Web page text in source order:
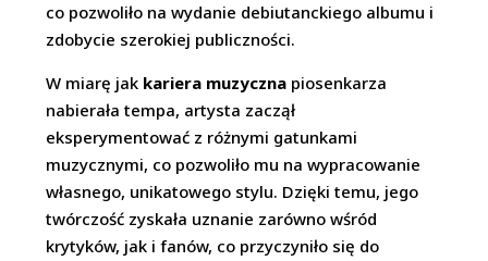
co pozwoliło na wydanie debiutanckiego albumu i
zdobycie szerokiej publiczności.
W miarę jak kariera muzyczna piosenkarza
nabierała tempa, artysta zaczął
eksperymentować z różnymi gatunkami
muzycznymi, co pozwoliło mu na wypracowanie
własnego, unikatowego stylu. Dzięki temu, jego
twórczość zyskała uznanie zarówno wśród
krytyków, jak i fanów, co przyczyniło się do